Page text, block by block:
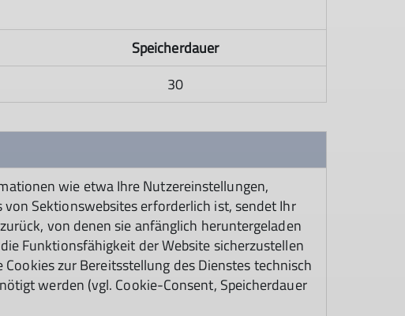
Speicherdauer
30
wie etwa Ihre Nutzereinstellungen,
Sektionswebsites erforderlich ist, sendet Ihr
von denen sie anfänglich heruntergeladen
Funktionsfähigkeit der Website sicherzustellen
zur Bereitsstellung des Dienstes technisch
werden (vgl. Cookie-Consent, Speicherdauer